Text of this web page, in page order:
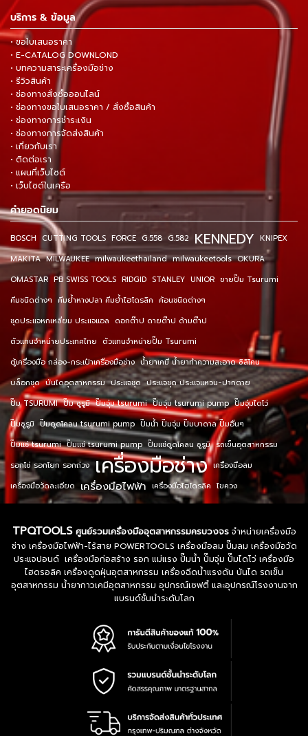
บริการ & ข้อมูล
• ขอใบเสนอราคา
• E-CATALOG DOWNLOND
• บทความสาระเครื่องมือช่าง
• รีวิวสินค้า
• ช่องทางสั่งซื้อออนไลน์
• ช่องทางขอใบเสนอราคา / สั่งซื้อสินค้า
• ช่องทางการชำระเงิน
• ช่องทางการจัดส่งสินค้า
• เกี่ยวกับเรา
• ติดต่อเรา
• แผนที่เว็บไซต์
• เว็บไซต์ในเครือ
คำยอดนิยม
BOSCH CUTTING TOOLS FORCE G.558 G.582 KENNEDY KNIPEX
MAKITA MILWAUKEE milwaukeethailand milwaukeetools OKURA
OMASTAR PB SWISS TOOLS RIDGID STANLEY UNIOR ขายปั๊ม Tsurumi
คีมชนิดต่างๆ คีมย้ำหางปลา คีมย้ำไฮโดรลิค ค้อนชนิดต่างๆ
ชุดประแจหกเหลี่ยม ประแจแอล ดอกต๊าป ดายต๊าป ด้ามต๊าป
ตัวแทนจำหน่ายประเทศไทย ตัวแทนจำหน่ายปั๊ม Tsurumi
ตู้เครื่องมือ กล่อง-กระเป๋าเครื่องมือช่าง น้ำยาเคมี น้ำยาทำความสะอาด ซิลิโคน
บล็อกชุด บันไดอุตสาหกรรม ประแจชุด ประแจชุด ประแจแหวน-ปากตาย
ปั๊ม TSURUMI ปั๊ม ซูรูมิ ปั๊มจุ่ม tsurumi ปั๊มจุ่ม tsurumi pump ปั๊มจุ่มไดโว่
ปั๊มซูรูมิ ปั๊มดูดโคลน tsurumi pump ปั๊มน้ำ ปั๊มจุ่ม ปั๊มบาดาล ปั๊มอื่นๆ
ปั๊มแช่ tsurumi ปั๊มแช่ tsurumi pump ปั๊มแช่ดูดโคลน ซูรูมิ รถเข็นอุตสาหกรรม
รอกโซ่ รอกโยก รอกถ่วง เครื่องมือช่าง เครื่องมือลม
เครื่องมือวัดละเอียด เครื่องมือไฟฟ้า เครื่องมือไฮโดรลิค ไขควง
TPQTOOLS ศูนย์รวมเครื่องมืออุตสาหกรรมครบวงจรจำหน่ายเครื่องมือ
ช่าง เครื่องมือไฟฟ้า-ไร้สาย POWERTOOLS เครื่องมือลม ปั๊มลม เครื่องมือวัด
ประแจปอนด์ เครื่องมือก่อสร้าง รอก แม่แรง ปั๊มน้ำ ปั๊มจุ่ม ปั๊มไดโว่ เครื่องมือ
ไฮดรอลิค เครื่องดูดฝุ่นอุตสาหกรรม เครื่องฉีดน้ำแรงดัน บันได รถเข็น
อุตสาหกรรม น้ำยากาวเคมีอุตสาหกรรม อุปกรณ์เซฟตี้ และอุปกรณ์โรงงานจาก
แบรนด์ชั้นนำระดับโลก